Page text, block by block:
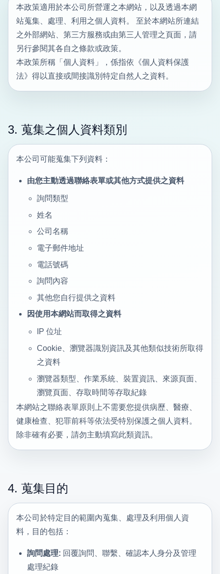
本政策適用於本公司所營運之本網站，以及透過本網
站蒐集、處理、利用之個人資料。 至於本網站所連結
之外部網站、第三方服務或由第三人管理之頁面，請
另行參閱其各自之條款或政策。
本政策所稱「個人資料」，係指依《個人資料保護
法》得以直接或間接識別特定自然人之資料。
3. 蒐集之個人資料類別
本公司可能蒐集下列資料：
由您主動透過聯絡表單或其他方式提供之資料
詢問類型
姓名
公司名稱
電子郵件地址
電話號碼
詢問內容
其他您自行提供之資料
因使用本網站而取得之資料
IP 位址
Cookie、瀏覽器識別資訊及其他類似技術所取得
之資料
瀏覽器類型、作業系統、裝置資訊、來源頁面、
瀏覽頁面、存取時間等存取紀錄
本網站之聯絡表單原則上不需要您提供病歷、醫療、
健康檢查、犯罪前科等依法受特別保護之個人資料。
除非確有必要，請勿主動填寫此類資訊。
4. 蒐集目的
本公司於特定目的範圍內蒐集、處理及利用個人資
料，目的包括：
詢問處理: 回覆詢問、聯繫、確認本人身分及管理
處理紀錄